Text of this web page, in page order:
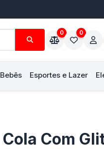
0 0
Bebês Esportes e Lazer
Cola Com